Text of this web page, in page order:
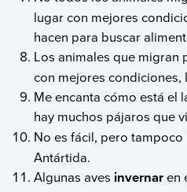
lugar con mejores
hacen para buscar
Los animales que migran
con mejores condiciones,
Me encanta cómo está el
hay muchos pájaros que
No es fácil, pero
Antártida.
Algunas aves invernaren